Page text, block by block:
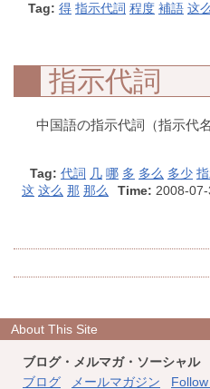
Tag: 得 指示代詞 程度 補語 这么
指示代詞
中国語の指示代詞（指示代
Tag: 代詞 几 哪 多 多么 多少
这 这么 那 那么 Time: 2008-07-
About This Site
ブログ・メルマガ・ソーシャル
ブログ
メールマガジン